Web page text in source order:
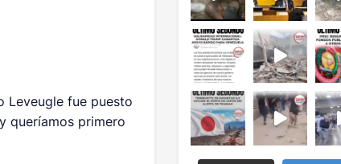
Leveugle fue puesto
queríamos primero